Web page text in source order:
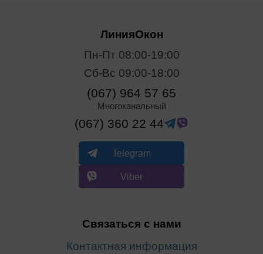
ЛинияОкон
Пн-Пт 08:00-19:00
Сб-Вс 09:00-18:00
(067) 964 57 65
Многоканальный
(067) 360 22 44
Telegram
Viber
Связаться с нами
Контактная информация